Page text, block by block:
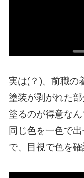
実は(？)、前職の
塗装が剥がれた
塗るのが得意な
同じ色を一色で
で、目視で色を確